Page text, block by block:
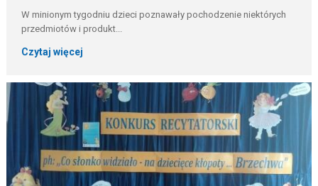
W minionym tygodniu dzieci poznawały pochodzenie niektórych
przedmiotów i produkt...
Czytaj więcej